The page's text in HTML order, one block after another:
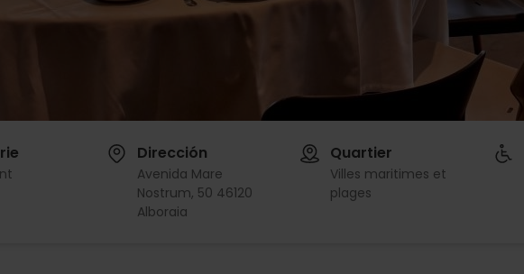
Dirección
Avenida Mare
Nostrum, 50 46120
Alboraia
Quartier
Villes maritimes et
plages